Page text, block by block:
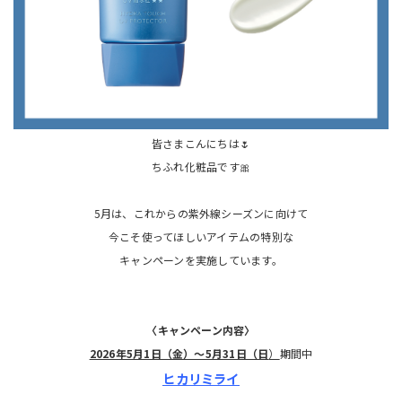
皆さまこんにちは🌷
ちふれ化粧品です🎀
5月は、これからの紫外線シーズンに向けて
今こそ使ってほしいアイテムの特別な
キャンペーンを実施しています。
〈キャンペーン内容〉
2026年5月1日（金）～5月31日（日） 期間中
ヒカリミライ